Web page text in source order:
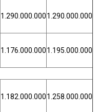
1.290.000.0001.290.000.000
1.176.000.0001.195.000.000
1.182.000.0001.258.000.000